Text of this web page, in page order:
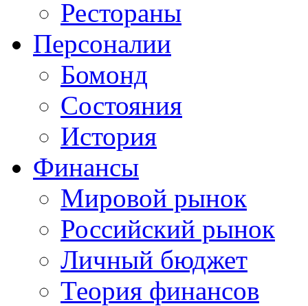
Рестораны
Персоналии
Бомонд
Состояния
История
Финансы
Мировой рынок
Российский рынок
Личный бюджет
Теория финансов